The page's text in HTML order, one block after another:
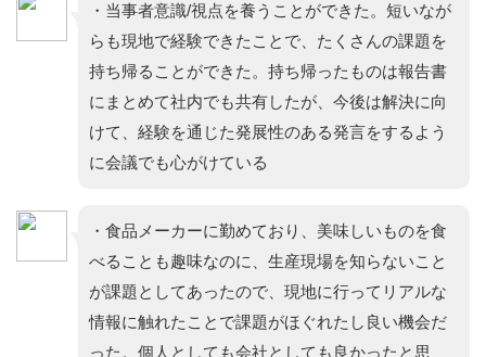
・当事者意識/視点を養うことができた。短いなが
らも現地で経験できたことで、たくさんの課題を
持ち帰ることができた。持ち帰ったものは報告書
にまとめて社内でも共有したが、今後は解決に向
けて、経験を通じた発展性のある発言をするよう
に会議でも心がけている
・食品メーカーに勤めており、美味しいものを食
べることも趣味なのに、生産現場を知らないこと
が課題としてあったので、現地に行ってリアルな
情報に触れたことで課題がほぐれたし良い機会だ
った。個人としても会社としても良かったと思